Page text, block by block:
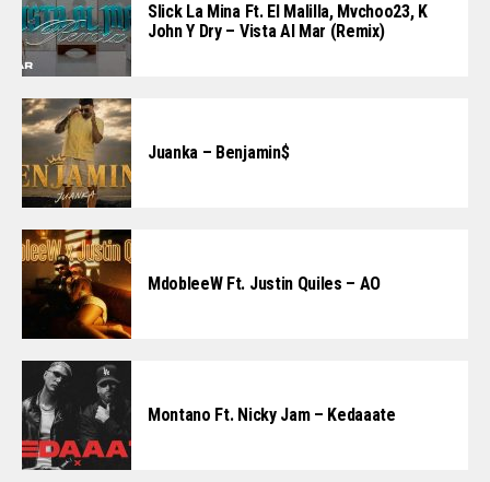
Slick La Mina Ft. El Malilla, Mvchoo23, K
John Y Dry – Vista Al Mar (Remix)
Juanka – Benjamin$
MdobleeW Ft. Justin Quiles – AO
Montano Ft. Nicky Jam – Kedaaate